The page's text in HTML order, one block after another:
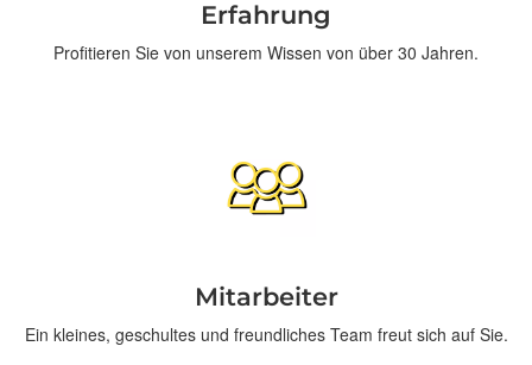
Erfahrung
Profitieren Sie von unserem Wissen von über 30 Jahren.
Mitarbeiter
Ein kleines, geschultes und freundliches Team freut sich auf Sie.